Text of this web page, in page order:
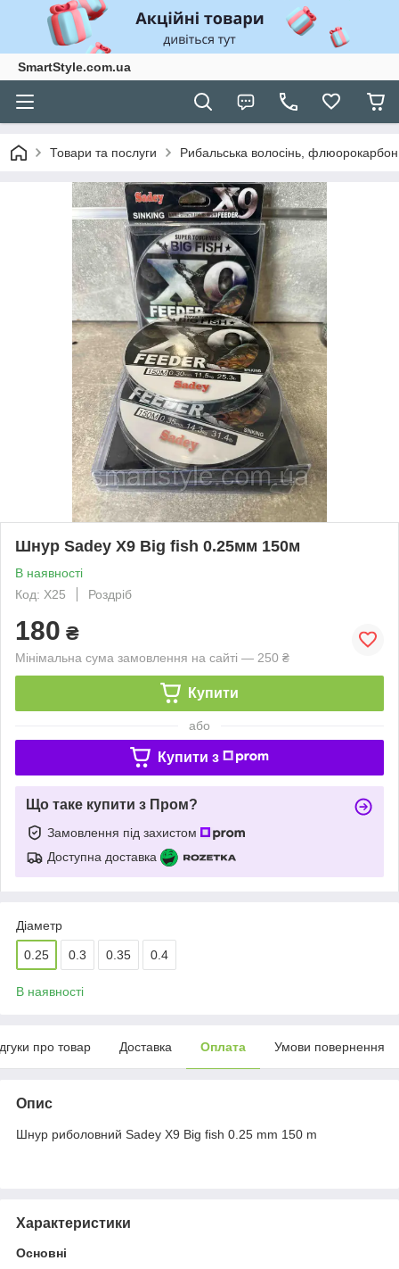
SmartStyle.com.ua
Товари та послуги Рибальська волосінь, флюорокарбон
Шнур Sadey X9 Big fish 0.25мм 150м
В наявності
Код: X25
Роздріб
180 ₴
Мінімальна сума замовлення на сайті — 250 ₴
Купити
або
Купити з
Що таке купити з Пром?
Замовлення під захистом
Доступна доставка
Діаметр
0.25 0.3 0.35 0.4
В наявності
про товар Доставка Оплата Умови повернення
Опис
Шнур риболовний Sadey X9 Big fish 0.25 mm 150 m
Характеристики
Основні